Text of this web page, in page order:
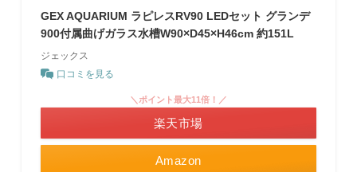
GEX AQUARIUM ラピレスRV90 LEDセット グランデ
900付属曲げガラス水槽W90×D45×H46cm 約151L
ジェックス
口コミを見る
Amazon
＼ポイント最大11倍！／
楽天市場